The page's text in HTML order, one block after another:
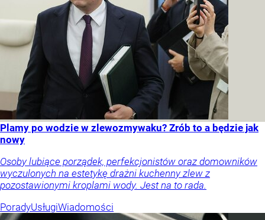
Plamy po wodzie w zlewozmywaku? Zrób to a będzie jak
nowy
Osoby lubiące porządek, perfekcjonistów oraz domowników
wyczulonych na estetykę drażni kuchenny zlew z
pozostawionymi kroplami wody. Jest na to rada.
PoradyUsługiWiadomości